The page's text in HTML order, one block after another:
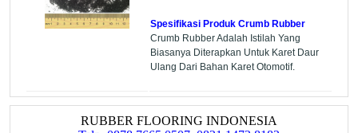
Spesifikasi Produk Crumb Rubber
Crumb Rubber Adalah Istilah Yang
Biasanya Diterapkan Untuk Karet Daur
Ulang Dari Bahan Karet Otomotif.
RUBBER FLOORING INDONESIA